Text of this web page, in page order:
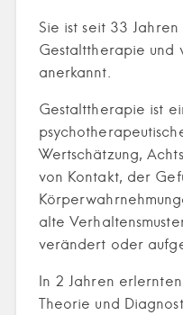
Sie ist seit 33
Gestalttherapie und
anerkannt.
Gestalttherapie ist
Wertschätzung,
von Kontakt, der
alte
verändert oder
In 2 Jahren
Theorie und